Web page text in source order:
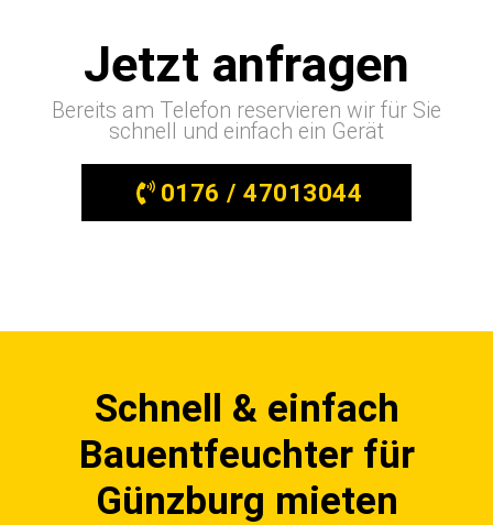
Jetzt anfragen
Bereits am Telefon reservieren wir für Sie
schnell und einfach ein Gerät
0176 / 47013044
Schnell & einfach
Bauentfeuchter für
Günzburg mieten